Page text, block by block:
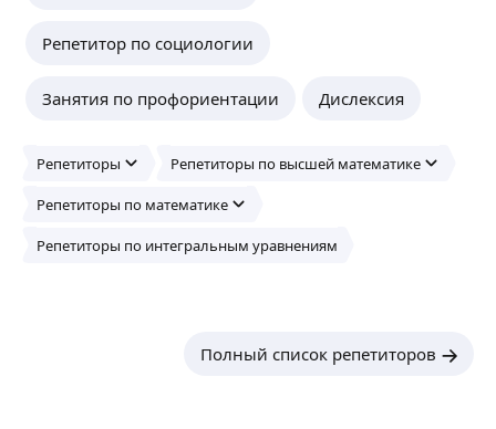
Репетитор по социологии
Занятия по профориентации Дислексия
Репетиторы Репетиторы по высшей математике
Репетиторы по математике
Репетиторы по интегральным уравнениям
Полный список репетиторов